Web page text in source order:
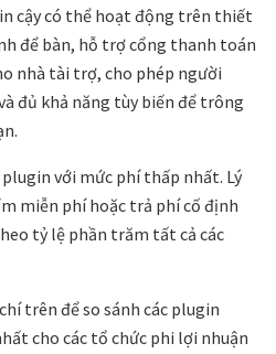
cậy có thể hoạt động trên thiết
để bàn, hỗ trợ cổng thanh toán
nhà tài trợ, cho phép người
đủ khả năng tùy biến để trông
với mức phí thấp nhất. Lý
miễn phí hoặc trả phí cố định
tỷ lệ phần trăm tất cả các
trên để so sánh các plugin
cho các tổ chức phi lợi nhuận